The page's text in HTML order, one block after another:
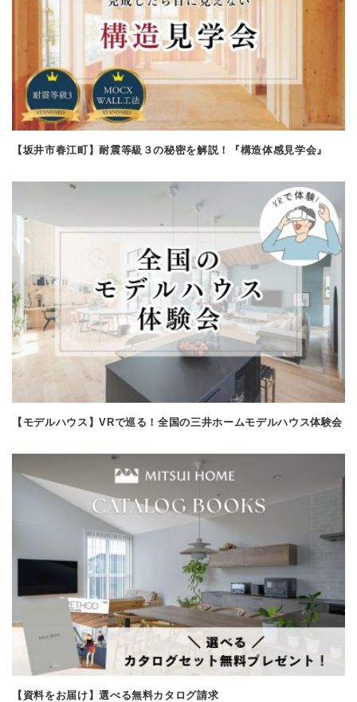
お問い合わせ
【坂井市春江町】耐震等級３の秘密を解説！『構造体感見学会』
【モデルハウス】VRで巡る！全国の三井ホームモデルハウス体験会
【資料をお届け】選べる無料カタログ請求